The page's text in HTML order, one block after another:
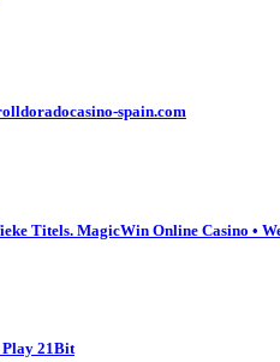
spain.com
Titels. MagicWin Online Casino •
Play 21Bit